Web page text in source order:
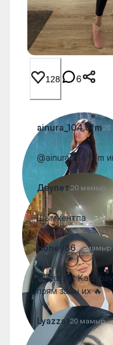
128 6
ainura_104.6fm
@ainura_104.6fm
Дәулет20 мамыр
Шымкентпа
Honey8620 мамыр
@Lyazzat
прям залы их 🔥
Lyazzat20 мамыр